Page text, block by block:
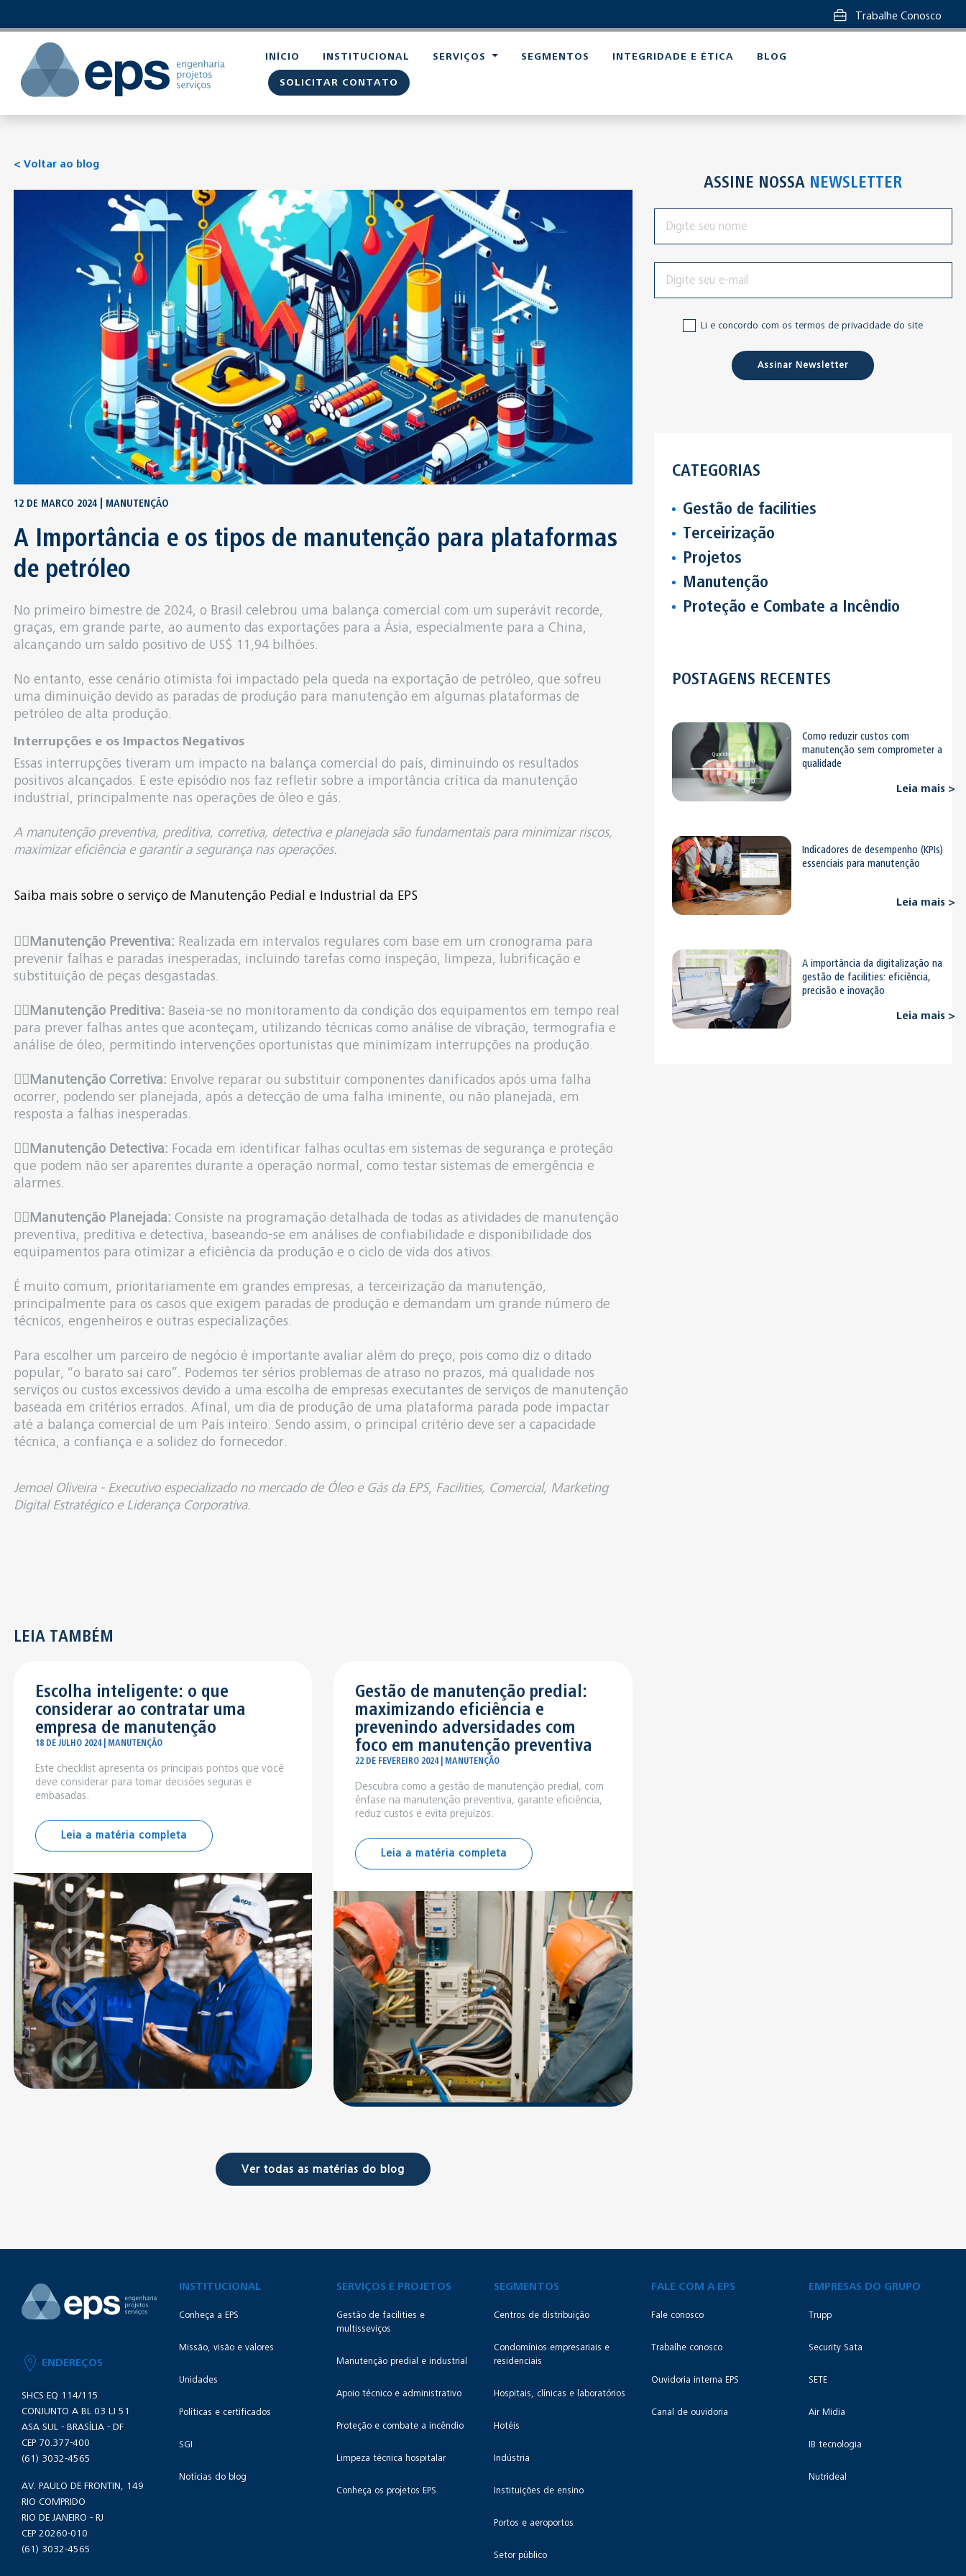
Trabalhe Conosco
INÍCIO INSTITUCIONAL SERVIÇOS SEGMENTOS INTEGRIDADE E ÉTICA BLOG
SOLICITAR CONTATO
< Voltar ao blog
12 DE MARCO 2024 | MANUTENÇÃO
A Importância e os tipos de manutenção para plataformas
de petróleo
No primeiro bimestre de 2024, o Brasil celebrou uma balança comercial com um superávit recorde,
graças, em grande parte, ao aumento das exportações para a Ásia, especialmente para a China,
alcançando um saldo positivo de US$ 11,94 bilhões.
No entanto, esse cenário otimista foi impactado pela queda na exportação de petróleo, que sofreu
uma diminuição devido as paradas de produção para manutenção em algumas plataformas de
petróleo de alta produção.
Interrupções e os Impactos Negativos
Essas interrupções tiveram um impacto na balança comercial do país, diminuindo os resultados
positivos alcançados. E este episódio nos faz refletir sobre a importância crítica da manutenção
industrial, principalmente nas operações de óleo e gás.
A manutenção preventiva, preditiva, corretiva, detectiva e planejada são fundamentais para minimizar riscos,
maximizar eficiência e garantir a segurança nas operações.
Saiba mais sobre o serviço de Manutenção Pedial e Industrial da EPS
👉🏻 Manutenção Preventiva: Realizada em intervalos regulares com base em um cronograma para
prevenir falhas e paradas inesperadas, incluindo tarefas como inspeção, limpeza, lubrificação e
substituição de peças desgastadas.
👉🏻 Manutenção Preditiva: Baseia-se no monitoramento da condição dos equipamentos em tempo real
para prever falhas antes que aconteçam, utilizando técnicas como análise de vibração, termografia e
análise de óleo, permitindo intervenções oportunistas que minimizam interrupções na produção.
👉🏻 Manutenção Corretiva: Envolve reparar ou substituir componentes danificados após uma falha
ocorrer, podendo ser planejada, após a detecção de uma falha iminente, ou não planejada, em
resposta a falhas inesperadas.
👉🏻 Manutenção Detectiva: Focada em identificar falhas ocultas em sistemas de segurança e proteção
que podem não ser aparentes durante a operação normal, como testar sistemas de emergência e
alarmes.
👉🏻 Manutenção Planejada: Consiste na programação detalhada de todas as atividades de manutenção
preventiva, preditiva e detectiva, baseando-se em análises de confiabilidade e disponibilidade dos
equipamentos para otimizar a eficiência da produção e o ciclo de vida dos ativos.
É muito comum, prioritariamente em grandes empresas, a terceirização da manutenção,
principalmente para os casos que exigem paradas de produção e demandam um grande número de
técnicos, engenheiros e outras especializações.
Para escolher um parceiro de negócio é importante avaliar além do preço, pois como diz o ditado
popular, “o barato sai caro”. Podemos ter sérios problemas de atraso no prazos, má qualidade nos
serviços ou custos excessivos devido a uma escolha de empresas executantes de serviços de manutenção
baseada em critérios errados. Afinal, um dia de produção de uma plataforma parada pode impactar
até a balança comercial de um País inteiro. Sendo assim, o principal critério deve ser a capacidade
técnica, a confiança e a solidez do fornecedor.
Jemoel Oliveira - Executivo especializado no mercado de Óleo e Gás da EPS, Facilities, Comercial, Marketing
Digital Estratégico e Liderança Corporativa.
LEIA TAMBÉM
Escolha inteligente: o que
considerar ao contratar uma
empresa de manutenção
18 DE JULHO 2024 | MANUTENÇÃO
Este checklist apresenta os principais pontos que você
deve considerar para tomar decisões seguras e
embasadas.
Leia a matéria completa
Gestão de manutenção predial:
maximizando eficiência e
prevenindo adversidades com
foco em manutenção preventiva
22 DE FEVEREIRO 2024 | MANUTENÇÃO
Descubra como a gestão de manutenção predial, com
ênfase na manutenção preventiva, garante eficiência,
reduz custos e evita prejuízos.
Leia a matéria completa
Ver todas as matérias do blog
ASSINE NOSSA NEWSLETTER
Li e concordo com os termos de privacidade do site
Assinar Newsletter
CATEGORIAS
Gestão de facilities
Terceirização
Projetos
Manutenção
Proteção e Combate a Incêndio
POSTAGENS RECENTES
Como reduzir custos com
manutenção sem comprometer a
qualidade
Leia mais >
Indicadores de desempenho (KPIs)
essenciais para manutenção
Leia mais >
A importância da digitalização na
gestão de facilities: eficiência,
precisão e inovação
Leia mais >
ENDEREÇOS
SHCS EQ 114/115
CONJUNTO A BL 03 LJ 51
ASA SUL - BRASÍLIA - DF
CEP 70.377-400
(61) 3032-4565
AV. PAULO DE FRONTIN, 149
RIO COMPRIDO
RIO DE JANEIRO - RJ
CEP 20260-010
(61) 3032-4565
INSTITUCIONAL
Conheça a EPS
Missão, visão e valores
Unidades
Políticas e certificados
SGI
Notícias do blog
SERVIÇOS E PROJETOS
Gestão de facilities e
multisseviços
Manutenção predial e industrial
Apoio técnico e administrativo
Proteção e combate a incêndio
Limpeza técnica hospitalar
Conheça os projetos EPS
SEGMENTOS
Centros de distribuição
Condomínios empresariais e
residenciais
Hospitais, clínicas e laboratórios
Hotéis
Indústria
Instituições de ensino
Portos e aeroportos
Setor público
FALE COM A EPS
Fale conosco
Trabalhe conosco
Ouvidoria interna EPS
Canal de ouvidoria
EMPRESAS DO GRUPO
Trupp
Security Sata
SETE
Air Midia
IB tecnologia
Nutrideal